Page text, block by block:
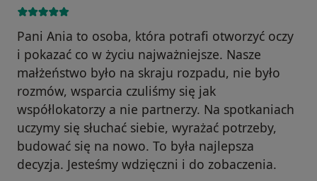
Pani Ania to osoba, która potrafi otworzyć oczy
i pokazać co w życiu najważniejsze. Nasze
małżeństwo było na skraju rozpadu, nie było
rozmów, wsparcia czuliśmy się jak
współlokatorzy a nie partnerzy. Na spotkaniach
uczymy się słuchać siebie, wyrażać potrzeby,
budować się na nowo. To była najlepsza
decyzja. Jesteśmy wdzięczni i do zobaczenia.